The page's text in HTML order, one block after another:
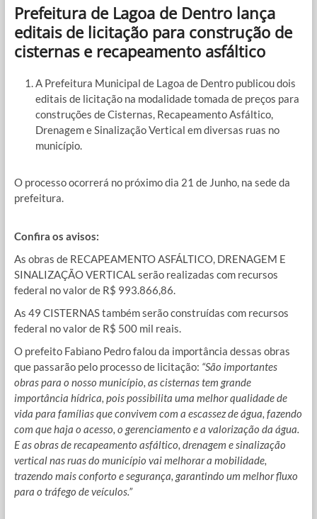
Prefeitura de Lagoa de Dentro lança
editais de licitação para construção de
cisternas e recapeamento asfáltico
A Prefeitura Municipal de Lagoa de Dentro publicou dois
editais de licitação na modalidade tomada de preços para
construções de Cisternas, Recapeamento Asfáltico,
Drenagem e Sinalização Vertical em diversas ruas no
município.
O processo ocorrerá no próximo dia 21 de Junho, na sede da
prefeitura.
Confira os avisos:
As obras de RECAPEAMENTO ASFÁLTICO, DRENAGEM E
SINALIZAÇÃO VERTICAL serão realizadas com recursos
federal no valor de R$ 993.866,86.
As 49 CISTERNAS também serão construídas com recursos
federal no valor de R$ 500 mil reais.
O prefeito Fabiano Pedro falou da importância dessas obras
que passarão pelo processo de licitação: “São importantes
obras para o nosso município, as cisternas tem grande
importância hídrica, pois possibilita uma melhor qualidade de
vida para famílias que convivem com a escassez de água, fazendo
com que haja o acesso, o gerenciamento e a valorização da água.
E as obras de recapeamento asfáltico, drenagem e sinalização
vertical nas ruas do município vai melhorar a mobilidade,
trazendo mais conforto e segurança, garantindo um melhor fluxo
para o tráfego de veículos.”